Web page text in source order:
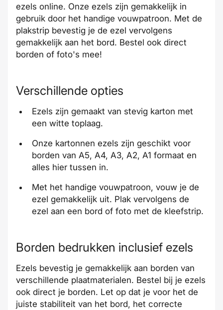
ezels online. Onze ezels zijn gemakkelijk in
gebruik door het handige vouwpatroon. Met de
plakstrip bevestig je de ezel vervolgens
gemakkelijk aan het bord. Bestel ook direct
borden of foto's mee!
Verschillende opties
Ezels zijn gemaakt van stevig karton met
een witte toplaag.
Onze kartonnen ezels zijn geschikt voor
borden van A5, A4, A3, A2, A1 formaat en
alles hier tussen in.
Met het handige vouwpatroon, vouw je de
ezel gemakkelijk uit. Plak vervolgens de
ezel aan een bord of foto met de kleefstrip.
Borden bedrukken inclusief ezels
Ezels bevestig je gemakkelijk aan borden van
verschillende plaatmaterialen. Bestel bij je ezels
ook direct je borden. Let op dat je voor het de
juiste stabiliteit van het bord, het correcte